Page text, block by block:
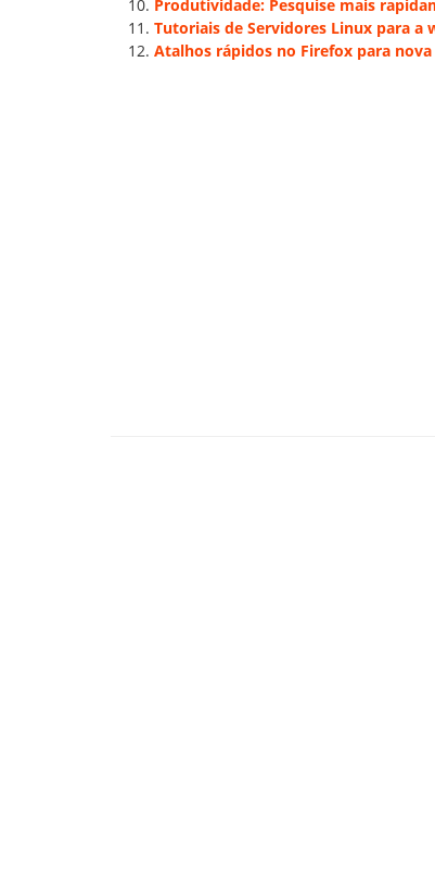
Produtividade: Pesquise mais
Tutoriais de Servidores Linux para a
Atalhos rápidos no Firefox para